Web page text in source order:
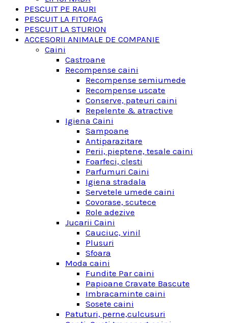
PESCUIT PE RAURI
PESCUIT LA FITOFAG
PESCUIT LA STURION
ACCESORII ANIMALE DE COMPANIE
Caini
Castroane
Recompense caini
Recompense semiumede
Recompense uscate
Conserve, pateuri caini
Repelente & atractive
Igiena Caini
Sampoane
Antiparazitare
Perii, pieptene, tesale caini
Foarfeci, clesti
Parfumuri Caini
Igiena stradala
Servetele umede caini
Covorase, scutece
Role adezive
Jucarii Caini
Cauciuc, vinil
Plusuri
Sfoara
Moda caini
Fundite Par caini
Papioane Cravate Bascute
Imbracaminte caini
Sosete caini
Patuturi, perne,culcusuri